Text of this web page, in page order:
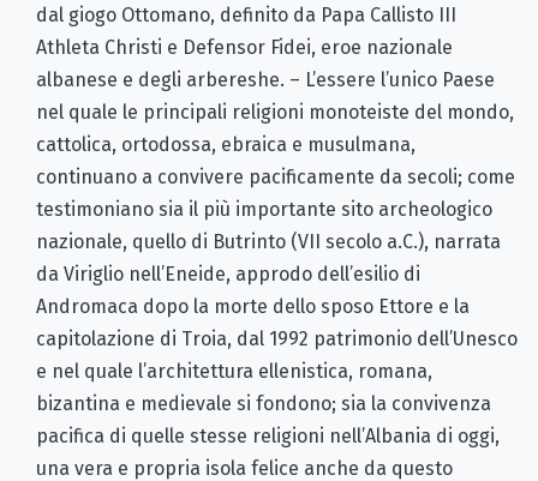
dal giogo Ottomano, definito da Papa Callisto III
Athleta Christi e Defensor Fidei, eroe nazionale
albanese e degli arbereshe. – L’essere l’unico Paese
nel quale le principali religioni monoteiste del mondo,
cattolica, ortodossa, ebraica e musulmana,
continuano a convivere pacificamente da secoli; come
testimoniano sia il più importante sito archeologico
nazionale, quello di Butrinto (VII secolo a.C.), narrata
da Viriglio nell’Eneide, approdo dell’esilio di
Andromaca dopo la morte dello sposo Ettore e la
capitolazione di Troia, dal 1992 patrimonio dell’Unesco
e nel quale l’architettura ellenistica, romana,
bizantina e medievale si fondono; sia la convivenza
pacifica di quelle stesse religioni nell’Albania di oggi,
una vera e propria isola felice anche da questo